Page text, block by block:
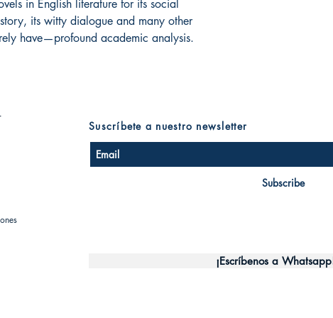
in English literature for its social
its witty dialogue and many other
have—profound academic analysis.
Subscribe
Suscríbete a nuestro newsletter
¡Escríbenos a